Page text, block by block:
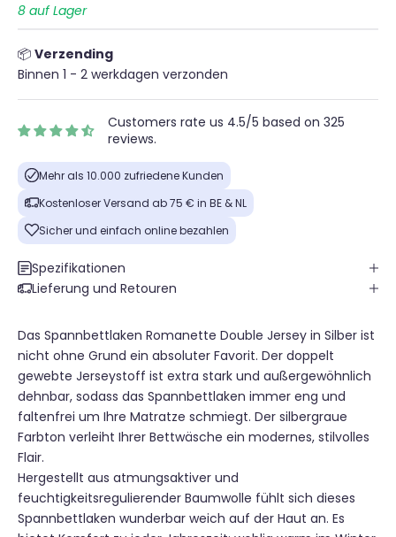
8 auf Lager
📦 Verzending
Binnen 1 - 2 werkdagen verzonden
Customers rate us 4.5/5 based on 325
reviews.
Mehr als 10.000 zufriedene Kunden
Kostenloser Versand ab 75 € in BE & NL
Sicher und einfach online bezahlen
Spezifikationen
Lieferung und Retouren
Das Spannbettlaken Romanette Double Jersey in Silber ist
nicht ohne Grund ein absoluter Favorit. Der doppelt
gewebte Jerseystoff ist extra stark und außergewöhnlich
dehnbar, sodass das Spannbettlaken immer eng und
faltenfrei um Ihre Matratze schmiegt. Der silbergraue
Farbton verleiht Ihrer Bettwäsche ein modernes, stilvolles
Flair.
Hergestellt aus atmungsaktiver und
feuchtigkeitsregulierender Baumwolle fühlt sich dieses
Spannbettlaken wunderbar weich auf der Haut an. Es